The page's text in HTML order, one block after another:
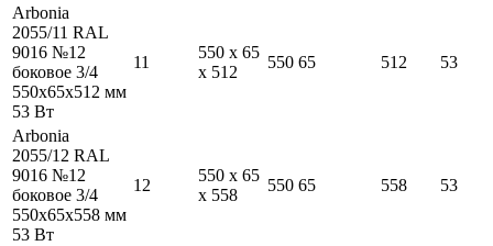
Arbonia
2055/11 RAL
9016 №12
боковое 3/4
550x65x512 мм
53 Вт
11
550 x 65
x 512
550 65 512 53
Arbonia
2055/12 RAL
9016 №12
боковое 3/4
550x65x558 мм
53 Вт
12
550 x 65
x 558
550 65 558 53